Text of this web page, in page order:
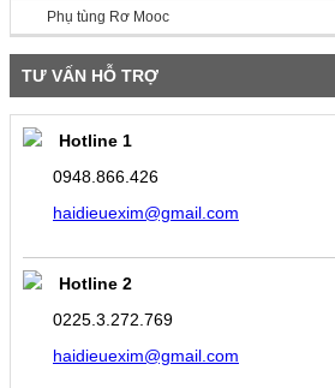
Phụ tùng Rơ Mooc
TƯ VẤN HỖ TRỢ
Hotline 1
0948.866.426
haidieuexim@gmail.com
Hotline 2
0225.3.272.769
haidieuexim@gmail.com